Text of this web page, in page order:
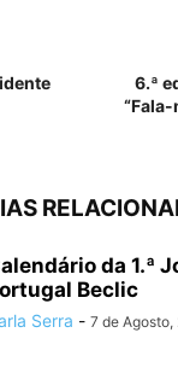
6.ª
da 1.ª
Beclic
Serra - 7 de Agosto,